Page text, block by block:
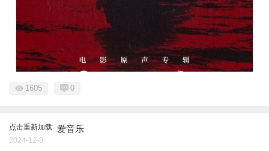
1605 0
点击重新加载 爱音乐
2024-12-8